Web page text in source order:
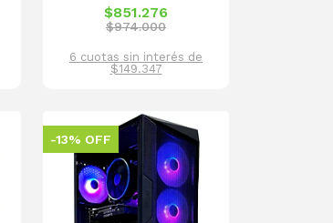
$851.276
$974.000
6 cuotas sin interés de
$149.347
-13% OFF